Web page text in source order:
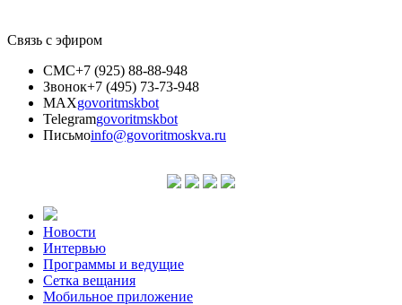
Связь с эфиром
СМС+7 (925) 88-88-948
Звонок+7 (495) 73-73-948
MAXgovoritmskbot
Telegramgovoritmskbot
Письмоinfo@govoritmoskva.ru
Новости
Интервью
Программы и ведущие
Сетка вещания
Мобильное приложение